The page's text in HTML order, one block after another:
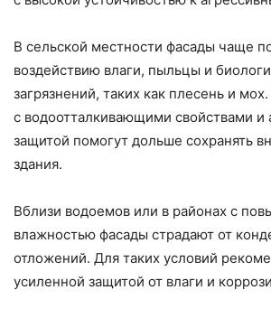
В сельской местности фасады чаще
воздействию влаги, пыльцы и
загрязнений, таких как плесень и
с водоотталкивающими свойствами и
защитой помогут дольше сохранять
здания.
Вблизи водоемов или в районах с
влажностью фасады страдают от
отложений. Для таких условий
усиленной защитой от влаги и